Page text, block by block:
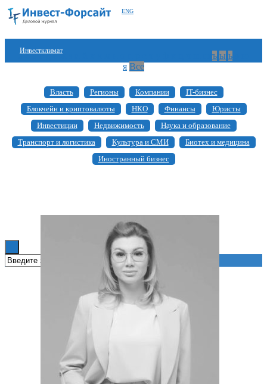
ENG
Инвестклимат
Инвестиции
Блокчейн
Стартапы
а б в г д е ж ъ ы ь
я Все
Власть Регионы Компании
IT-бизнес
Блокчейн и криптовалюты
НКО Финансы
Юристы
Инвестиции
Недвижимость
Наука и образование
Транспорт и логистика
Культура и СМИ
Биотех и медицина
Иностранный бизнес